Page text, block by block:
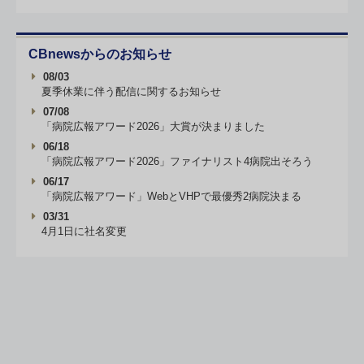
CBnewsからのお知らせ
08/03
夏季休業に伴う配信に関するお知らせ
07/08
「病院広報アワード2026」大賞が決まりました
06/18
「病院広報アワード2026」ファイナリスト4病院出そろう
06/17
「病院広報アワード」WebとVHPで最優秀2病院決まる
03/31
4月1日に社名変更